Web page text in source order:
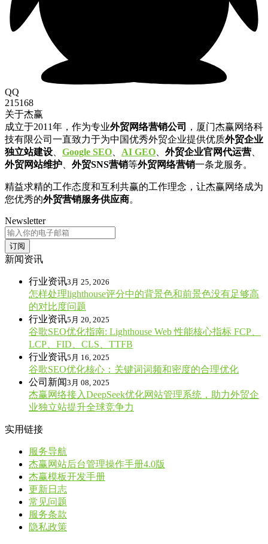
QQ
215168
关于杰赢
成立于2011年，作为专业外贸网络营销公司
，厦门杰赢网络科
技有限公司一直致力于为中国优秀外贸企业提供优质外贸企业
独立站建设、 Google SEO、 AI GEO、 外贸企业官网代运营、
外贸网站维护、 外贸SNS营销等外贸网络营销一条龙服务。
精益求精的工作态度和互利共赢的工作理念，让杰赢网络成为
您优秀的外贸营销服务供应商。
Newsletter
订阅
新闻资讯
行业资讯3月 25, 2026
怎样处理lighthouse评分中的背景色和前景色没有足够高
的对比度问题
行业资讯5月 20, 2025
谷歌SEO优化指南: Lighthouse Web 性能核心指标 FCP、
LCP、FID、CLS、TTFB
行业资讯5月 16, 2025
谷歌SEO优化核心：关键词词频和密度的合理优化
公司新闻3月 08, 2025
杰赢网络接入DeepSeek优化网站管理系统，助力外贸企
业独立站提升全球竞争力
实用链接
服务导航
杰赢网站后台管理操作手册4.0版
杰赢模板开发手册
更新日志
常见问题
服务条款
隐私政策